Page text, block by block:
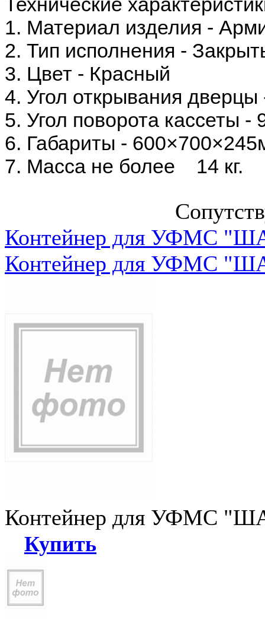
1. Материал изделия -
2. Тип исполнения -
3. Цвет - Красный
4. Угол открывания дверцы
5. Угол поворота кассеты -
6. Габариты -
7. Масса не более 14 кг.
Контейнер для УФМС
Контейнер для УФМС
Контейнер для УФМС
Купить